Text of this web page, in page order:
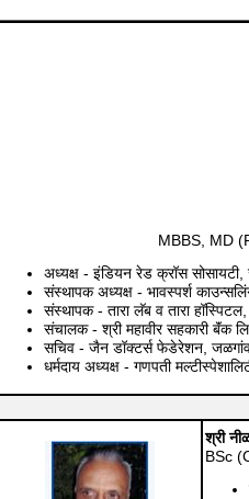
MBBS, MD
अध्यक्ष - इंडियन रेड क्रॉस
संस्थापक अध्यक्ष - भावस्पर्श
संस्थापक - तारा लॅब व तारा
संचालक - श्री महावीर सहकारी बॅंक
सचिव - जैन डॉक्टर्स फेडेरेशन,
धर्मदाय अध्यक्ष - गणपती
श्री
BSc